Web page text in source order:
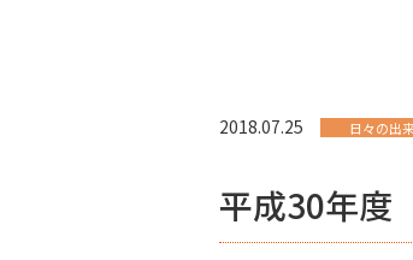
2018.07.25 日々の出
平成30年度